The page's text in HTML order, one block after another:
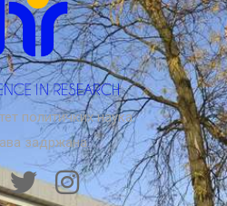
политичких наука.
задржана.